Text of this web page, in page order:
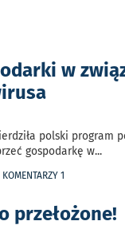
w
polski program
gospodarkę w...
KOMENTARZY 1
przełożone!